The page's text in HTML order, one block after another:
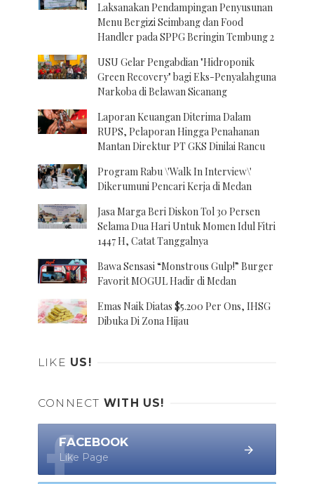
Laksanakan Pendampingan Penyusunan
Menu Bergizi Seimbang dan Food
Handler pada SPPG Beringin Tembung 2
USU Gelar Pengabdian "Hidroponik
Green Recovery" bagi Eks-Penyalahguna
Narkoba di Belawan Sicanang
Laporan Keuangan Diterima Dalam
RUPS, Pelaporan Hingga Penahanan
Mantan Direktur PT GKS Dinilai Rancu
Program Rabu \'Walk In Interview\'
Dikerumuni Pencari Kerja di Medan
Jasa Marga Beri Diskon Tol 30 Persen
Selama Dua Hari Untuk Momen Idul Fitri
1447 H, Catat Tanggalnya
Bawa Sensasi “Monstrous Gulp!” Burger
Favorit MOGUL Hadir di Medan
Emas Naik Diatas $5.200 Per Ons, IHSG
Dibuka Di Zona Hijau
LIKE US!
CONNECT WITH US!
FACEBOOK
Like Page